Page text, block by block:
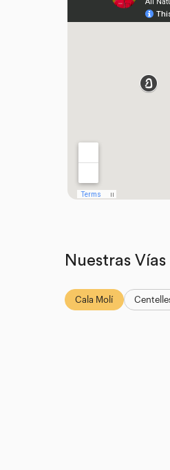
Nuestras
Cala Molí